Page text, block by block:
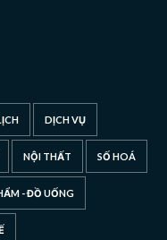
DỊCH VỤ
NỘI THẤT SỐ HOÁ
- ĐỒ UỐNG